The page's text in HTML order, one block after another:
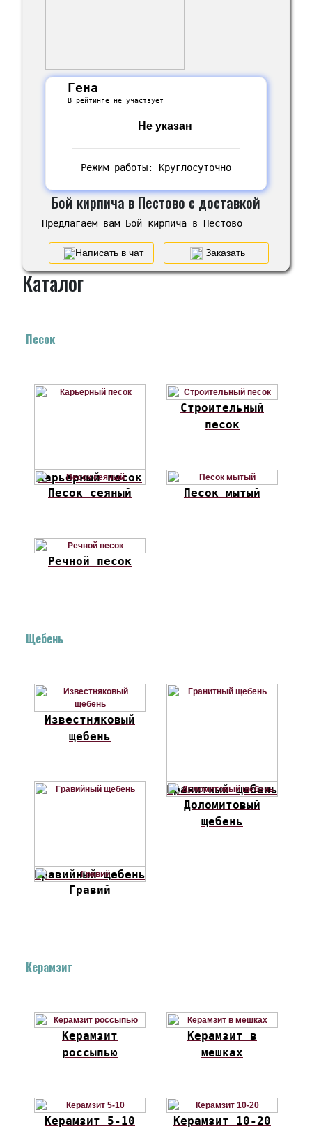
Гена
В рейтинге не участвует
Не указан
Режим работы: Круглосуточно
Бой кирпича в Пестово с доставкой
Предлагаем вам Бой кирпича в Пестово
Написать в чат Заказать
Каталог
Песок
Карьерный песок
Строительный
песок
Песок сеяный Песок мытый
Речной песок
Щебень
Известняковый
щебень
Гранитный щебень
Гравийный щебень
Доломитовый
щебень
Гравий
Керамзит
Керамзит
россыпью
Керамзит в
мешках
Керамзит 5-10 Керамзит 10-20